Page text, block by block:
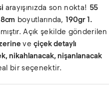
arayışınızda son nokta! 55
boyutlarında,190gr 1.
Açık şekilde gönderilen
veçiçek detaylı
nikahlanacak, nişanlanacak
bir seçenektir.